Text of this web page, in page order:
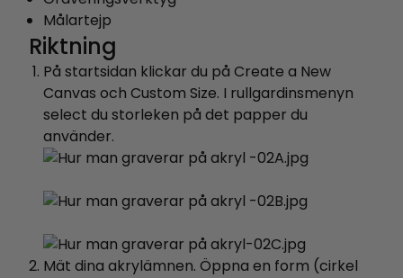
Målartejp
Riktning
På startsidan klickar du på Create a New
Canvas och Custom Size. I rullgardinsmenyn
select du storleken på det papper du
använder.
Mät dina akrylämnen. Öppna en form (cirkel